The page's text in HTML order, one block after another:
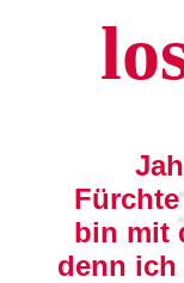
bin mit
denn